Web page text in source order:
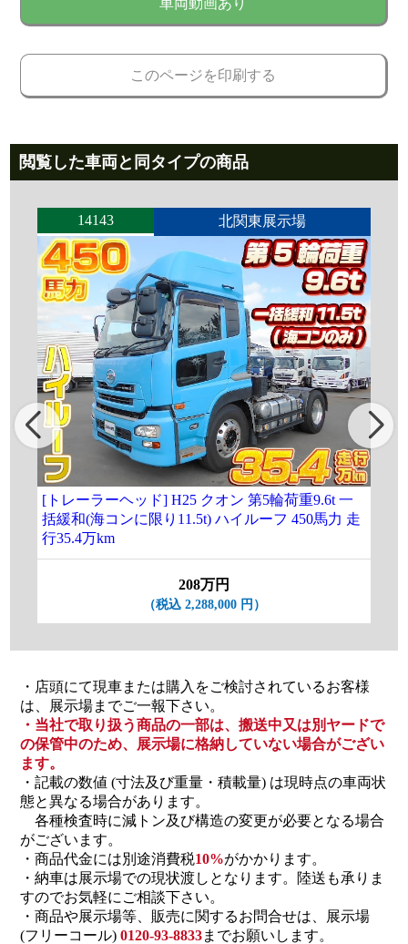
車両動画あり
このページを印刷する
閲覧した車両と同タイプの商品
14143 北関東展示場
[トレーラーヘッド] H25 クオン 第5輪荷重9.6t 一
括緩和(海コンに限り11.5t) ハイルーフ 450馬力 走
行35.4万km
208万円
（税込 2,288,000 円）
・店頭にて現車または購入をご検討されているお客様
は、展示場までご一報下さい。
・当社で取り扱う商品の一部は、搬送中又は別ヤードで
の保管中のため、展示場に格納していない場合がござい
ます。
・記載の数値 (寸法及び重量・積載量) は現時点の車両状
態と異なる場合があります。
各種検査時に減トン及び構造の変更が必要となる場合
がございます。
・商品代金には別途消費税10%がかかります。
・納車は展示場での現状渡しとなります。陸送も承りま
すのでお気軽にご相談下さい。
・商品や展示場等、販売に関するお問合せは、展示場
(フリーコール) 0120-93-8833までお願いします。